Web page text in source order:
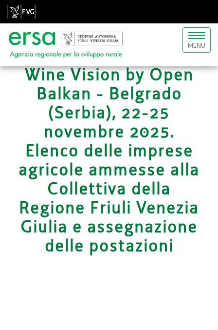
Toggle
MENU
Wine Vision by Open
Balkan - Belgrado
(Serbia), 22-25
novembre 2025.
Elenco delle imprese
agricole ammesse alla
Collettiva della
Regione Friuli Venezia
Giulia e assegnazione
delle postazioni